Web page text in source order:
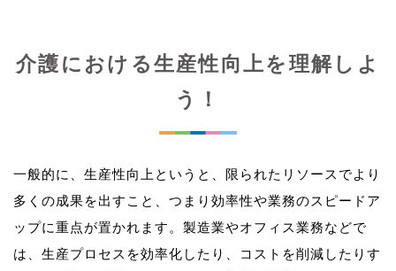
介護における生産性向上を理解しよ
う！
一般的に、生産性向上というと、限られたリソースでより
多くの成果を出すこと、つまり効率性や業務のスピードア
ップに重点が置かれます。製造業やオフィス業務などで
は、生産プロセスを効率化したり、コストを削減したりす